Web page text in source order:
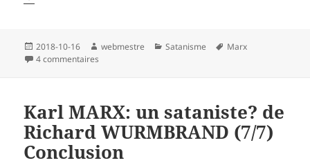
De
Publié
le
2018-10-16 Auteur
webmestre Catégories
Satanisme
Mots-
Marx
4 commentaires
Karl MARX: un sataniste? de
Richard WURMBRAND (7/7)
Conclusion